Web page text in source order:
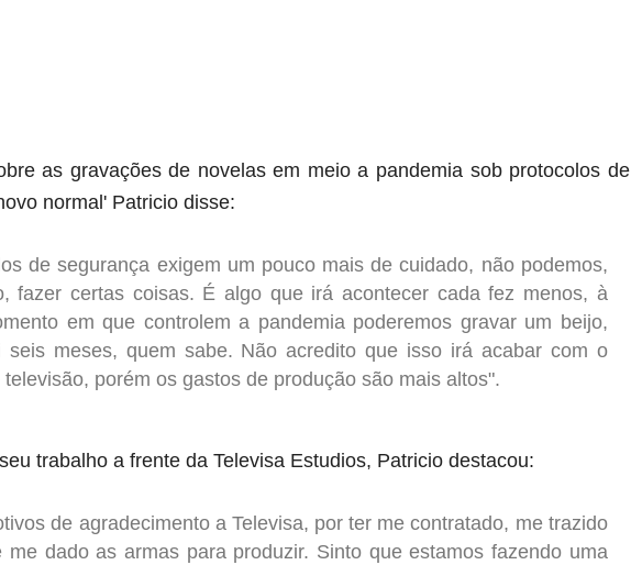
as gravações de novelas em meio a pandemia sob protocolos de
normal' Patricio disse:
de segurança exigem um pouco mais de cuidado, não podemos,
fazer certas coisas. É algo que irá acontecer cada fez menos, à
em que controlem a pandemia poderemos gravar um beijo,
seis meses, quem sabe. Não acredito que isso irá acabar com o
porém os gastos de produção são mais altos".
trabalho a frente da Televisa Estudios, Patricio destacou:
de agradecimento a Televisa, por ter me contratado, me trazido
me dado as armas para produzir. Sinto que estamos fazendo uma